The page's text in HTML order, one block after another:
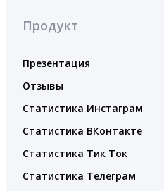
Продукт
Презентация
Отзывы
Статистика Инстаграм
Статистика ВКонтакте
Статистика Тик Ток
Статистика Телеграм